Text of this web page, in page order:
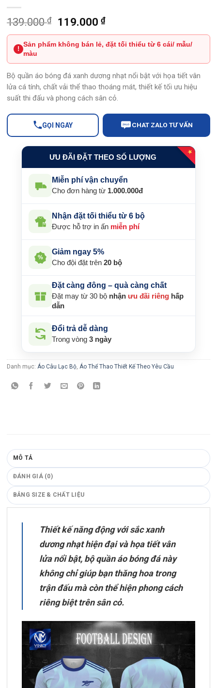
139.000₫
Giá
gốc
là:
139.000 ₫.
119.000 ₫Giá
hiện
tại
là:
119.000 ₫.
!
Sản phẩm không bán lẻ, đặt tối thiểu từ 6 cái/ mẫu/
màu
Bộ quần áo bóng đá xanh dương nhạt nổi bật với họa tiết vân
lửa cá tính, chất vải thể thao thoáng mát, thiết kế tối ưu hiệu
suất thi đấu và phong cách sân cỏ.
GỌI NGAY ZALO CHAT ZALO TƯ VẤN
ƯU ĐÃI ĐẶT THEO SỐ LƯỢNG
★
Miễn phí vận chuyển
Cho đơn hàng từ 1.000.000đ
Nhận đặt tối thiểu từ 6 bộ
Được hỗ trợ in ấn miễn phí
%
Giảm ngay 5%
Cho đội đặt trên 20 bộ
Đặt càng đông – quà càng chất
Đặt may từ 30 bộ nhận ưu đãi riêng hấp
dẫn
Đổi trả dễ dàng
Trong vòng 3 ngày
Danh mục: Áo Câu Lạc Bộ Áo Thể Thao Thiết Kế Theo Yêu Cầu
MÔ TẢ
ĐÁNH GIÁ (0)
BẢNG SIZE & CHẤT LIỆU
Thiết kế năng động với sắc xanh
dương nhạt hiện đại và họa tiết vân
lửa nổi bật, bộ quần áo bóng đá này
không chỉ giúp bạn thăng hoa trong
trận đấu mà còn thể hiện phong cách
riêng biệt trên sân cỏ.